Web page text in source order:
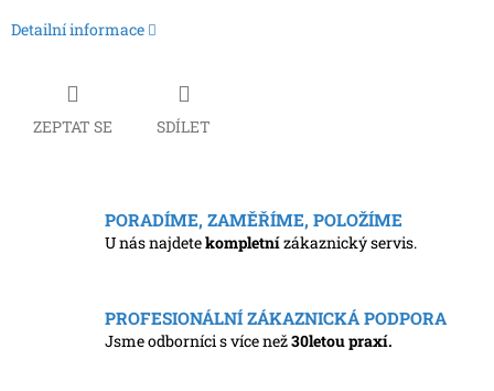
Detailní informace
ZEPTAT SE SDÍLET
PORADÍME, ZAMĚŘÍME, POLOŽÍME
U nás najdetekompletnízákaznický servis.
PROFESIONÁLNÍ ZÁKAZNICKÁ PODPORA
Jsme odborníci s více než30letou praxí.